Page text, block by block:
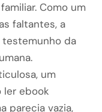
Como um
faltantes, a
da
um
ler ebook
parecia vazia,